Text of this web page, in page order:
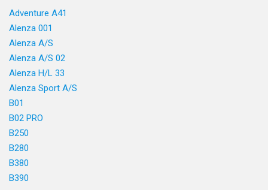
Adventure A41
Alenza 001
Alenza A/S
Alenza A/S 02
Alenza H/L 33
Alenza Sport A/S
B01
B02 PRO
B250
B280
B380
B390